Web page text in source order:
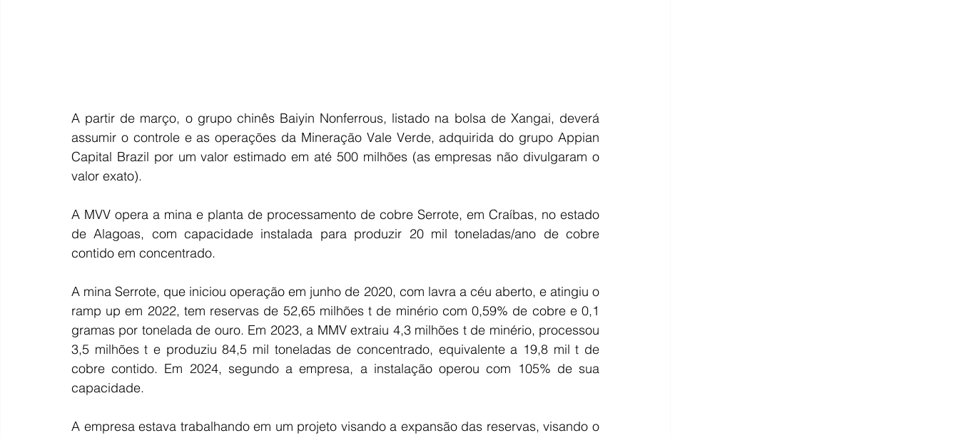
A partir de março, o grupo chinês Baiyin Nonferrous, listado na bolsa de Xangai, deverá
assumir o controle e as operações da Mineração Vale Verde, adquirida do grupo Appian
Capital Brazil por um valor estimado em até 500 milhões (as empresas não divulgaram o
valor exato).
A MVV opera a mina e planta de processamento de cobre Serrote, em Craíbas, no estado
de Alagoas, com capacidade instalada para produzir 20 mil toneladas/ano de cobre
contido em concentrado.
A mina Serrote, que iniciou operação em junho de 2020, com lavra a céu aberto, e atingiu o
ramp up em 2022, tem reservas de 52,65 milhões t de minério com 0,59% de cobre e 0,1
gramas por tonelada de ouro. Em 2023, a MMV extraiu 4,3 milhões t de minério, processou
3,5 milhões t e produziu 84,5 mil toneladas de concentrado, equivalente a 19,8 mil t de
cobre contido. Em 2024, segundo a empresa, a instalação operou com 105% de sua
capacidade.
A empresa estava trabalhando em um projeto visando a expansão das reservas, visando o